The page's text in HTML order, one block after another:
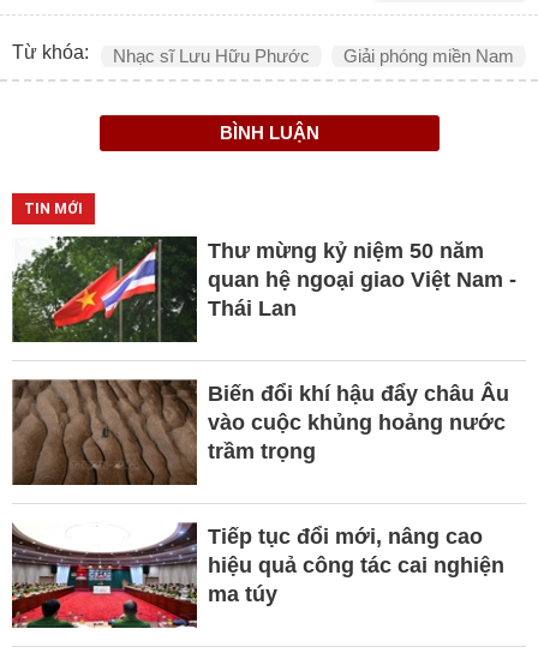
Từ khóa: Nhạc sĩ Lưu Hữu Phước Giải phóng miền Nam
BÌNH LUẬN
TIN MỚI
Thư mừng kỷ niệm 50 năm
quan hệ ngoại giao Việt Nam -
Thái Lan
Biến đổi khí hậu đẩy châu Âu
vào cuộc khủng hoảng nước
trầm trọng
Tiếp tục đổi mới, nâng cao
hiệu quả công tác cai nghiện
ma túy